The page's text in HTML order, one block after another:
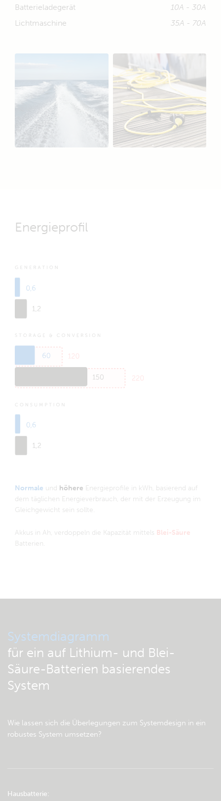
Batterieladegerät
10A - 30A
Lichtmaschine
35A - 70A
Energieprofil
Normale und höhere Energieprofile in kWh, basierend auf
dem täglichen Energieverbrauch, der mit der Erzeugung im
Gleichgewicht sein sollte.
Akkus in Ah, verdoppeln die Kapazität mittels Blei-Säure
Batterien.
Systemdiagramm
für ein auf Lithium- und Blei-
Säure-Batterien basierendes
System
Wie lassen sich die Überlegungen zum Systemdesign in ein
robustes System umsetzen?
Hausbatterie